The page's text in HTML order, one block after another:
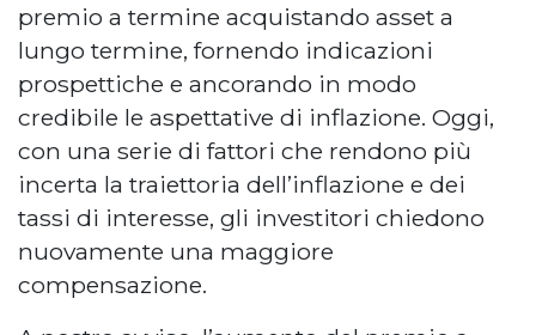
premio a termine acquistando asset a
lungo termine, fornendo indicazioni
prospettiche e ancorando in modo
credibile le aspettative di inflazione. Oggi,
con una serie di fattori che rendono più
incerta la traiettoria dell’inflazione e dei
tassi di interesse, gli investitori chiedono
nuovamente una maggiore
compensazione.